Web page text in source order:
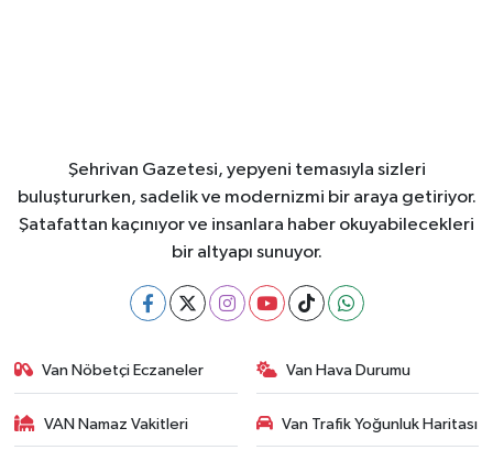
Şehrivan Gazetesi, yepyeni temasıyla sizleri
buluştururken, sadelik ve modernizmi bir araya getiriyor.
Şatafattan kaçınıyor ve insanlara haber okuyabilecekleri
bir altyapı sunuyor.
Van Nöbetçi Eczaneler Van Hava Durumu
VAN Namaz Vakitleri Van Trafik Yoğunluk Haritası